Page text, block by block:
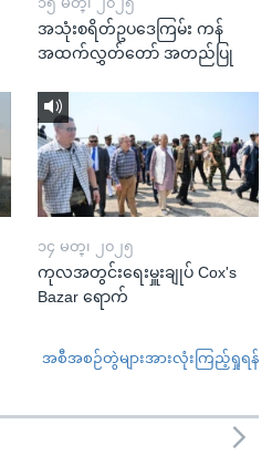
အသုံးစရိတ်ဥပဒေကြမ်း ကန်
အထက်လွှတ်တော် အတည်ပြု
၁၄ မတ္၊ ၂၀၂၅
ကုလအတွင်းရေးမှူးချုပ် Cox's
Bazar ရောက်
အစီအစဉ်တွဲများအားလုံးကြည့်ရှုရန်